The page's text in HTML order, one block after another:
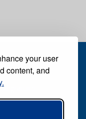
your user
content, and
gratuito